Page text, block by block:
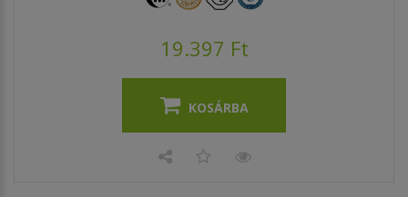
19.397 Ft
KOSÁRBA